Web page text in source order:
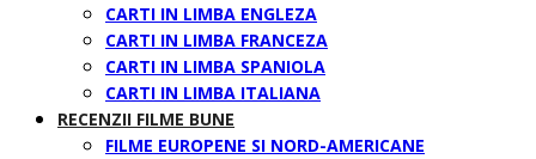
CARTI IN LIMBA ENGLEZA
CARTI IN LIMBA FRANCEZA
CARTI IN LIMBA SPANIOLA
CARTI IN LIMBA ITALIANA
RECENZII FILME BUNE
FILME EUROPENE SI NORD-AMERICANE